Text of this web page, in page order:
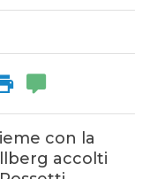
con la
accolti